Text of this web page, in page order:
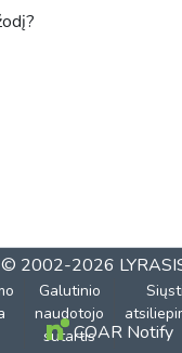
© 2002-2026
Galutinio
naudotojo
sutartisCOAR Notify